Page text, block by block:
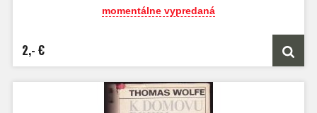
ktorý zorganizuje odbory, keď plán zlyhá nahovorí robotníkov na štrajk.
momentálne vypredaná
2,- €